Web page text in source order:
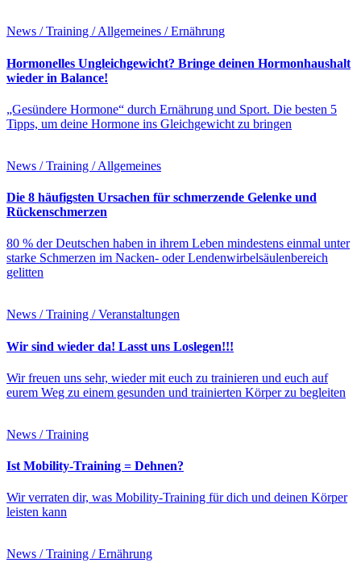
News / Training / Allgemeines / Ernährung
Hormonelles Ungleichgewicht? Bringe deinen Hormonhaushalt
wieder in Balance!
„Gesündere Hormone“ durch Ernährung und Sport. Die besten 5
Tipps, um deine Hormone ins Gleichgewicht zu bringen
News / Training / Allgemeines
Die 8 häufigsten Ursachen für schmerzende Gelenke und
Rückenschmerzen
80 % der Deutschen haben in ihrem Leben mindestens einmal unter
starke Schmerzen im Nacken- oder Lendenwirbelsäulenbereich
gelitten
News / Training / Veranstaltungen
Wir sind wieder da! Lasst uns Loslegen!!!
Wir freuen uns sehr, wieder mit euch zu trainieren und euch auf
eurem Weg zu einem gesunden und trainierten Körper zu begleiten
News / Training
Ist Mobility-Training = Dehnen?
Wir verraten dir, was Mobility-Training für dich und deinen Körper
leisten kann
News / Training / Ernährung